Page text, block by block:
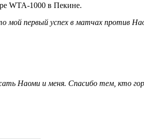
WTA-1000 в Пекине.
мой первый успех в матчах против
Наоми и меня. Спасибо тем, кто